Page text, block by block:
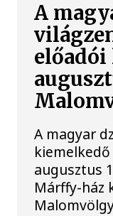
A
előadói
A magyar
augusztus
Márffy-ház